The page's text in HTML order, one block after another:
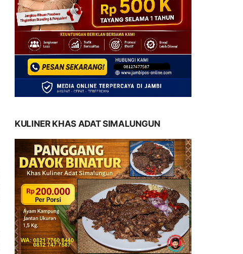
KULINER KHAS ADAT SIMALUNGUN